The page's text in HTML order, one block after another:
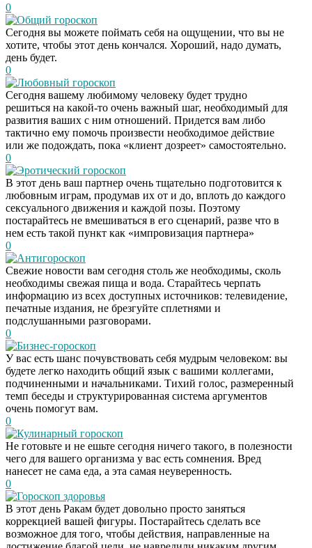
0
Общий гороскоп
Сегодня вы можете поймать себя на ощущении, что вы не
хотите, чтобы этот день кончался. Хороший, надо думать,
день будет.
0
Любовный гороскоп
Сегодня вашему любимому человеку будет трудно
решиться на какой-то очень важный шаг, необходимый для
развития ваших с ним отношений. Придется вам либо
тактично ему помочь произвести необходимое действие
или же подождать, пока «клиент дозреет» самостоятельно.
0
Эротический гороскоп
В этот день ваш партнер очень тщательно подготовится к
любовным играм, продумав их от и до, вплоть до каждого
сексуального движения и каждой позы. Поэтому
постарайтесь не вмешиваться в его сценарий, разве что в
нем есть такой пункт как «импровизация партнера»
0
Антигороскоп
Свежие новости вам сегодня столь же необходимы, сколь
необходимы свежая пища и вода. Старайтесь черпать
информацию из всех доступных источников: телевидение,
печатные издания, не брезгуйте сплетнями и
подслушанными разговорами.
0
Бизнес-гороскоп
У вас есть шанс почувствовать себя мудрым человеком: вы
будете легко находить общий язык с вашими коллегами,
подчиненными и начальниками. Тихий голос, размеренный
темп беседы и структурированная система аргументов
очень помогут вам.
0
Кулинарный гороскоп
Не готовьте и не ешьте сегодня ничего такого, в полезности
чего для вашего организма у вас есть сомнения. Вред
нанесет не сама еда, а эта самая неуверенность.
0
Гороскоп здоровья
В этот день Ракам будет довольно просто заняться
коррекцией вашей фигуры. Постарайтесь сделать все
возможное для того, чтобы действия, направленные на
i
Скрытая камера на
пляже Крыма: Что
люди вытворяют, когда